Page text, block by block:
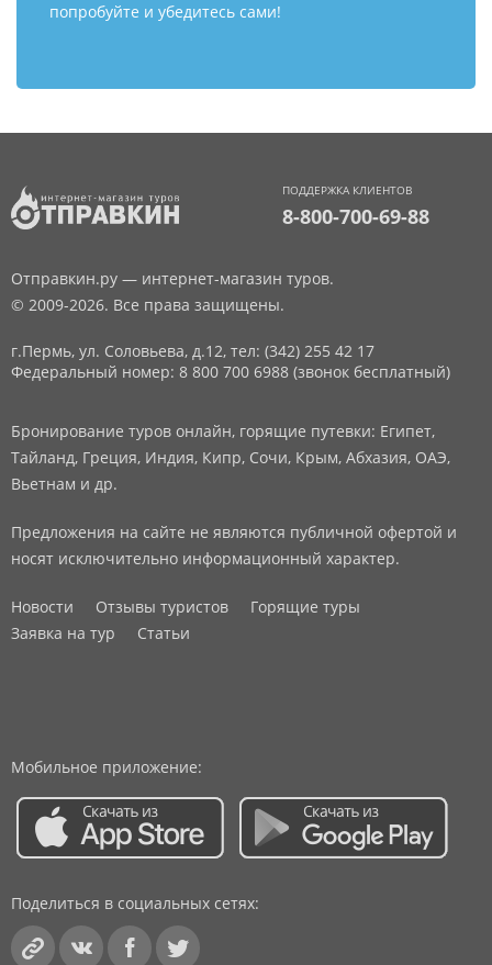
попробуйте и убедитесь сами!
ПОДДЕРЖКА КЛИЕНТОВ
8-800-700-69-88
Отправкин.ру — интернет-магазин туров.
© 2009-2026. Все права защищены.
г.Пермь, ул. Соловьева, д.12, тел: (342) 255 42 17
Федеральный номер: 8 800 700 6988 (звонок бесплатный)
Бронирование туров онлайн, горящие путевки: Египет,
Тайланд, Греция, Индия, Кипр, Сочи, Крым, Абхазия, ОАЭ,
Вьетнам и др.
Предложения на сайте не являются публичной офертой и
носят исключительно информационный характер.
Новости Отзывы туристов
Горящие туры
Заявка на тур
Статьи
Мобильное приложение:
Поделиться в социальных сетях: